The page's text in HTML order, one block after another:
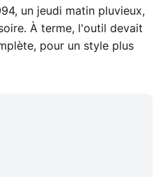
un jeudi matin pluvieux,
À terme, l'outil devait
pour un style plus